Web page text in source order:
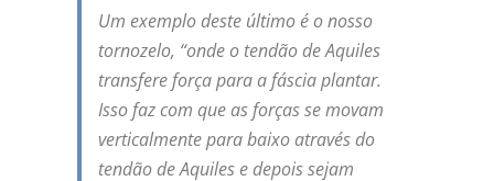
Um exemplo deste último é o nosso
tornozelo, “onde o tendão de Aquiles
transfere força para a fáscia plantar.
Isso faz com que as forças se movam
verticalmente para baixo através do
tendão de Aquiles e depois sejam